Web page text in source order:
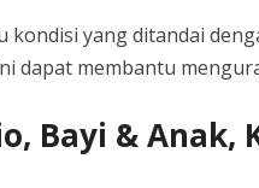
kondisi yang ditandai
dapat membantu
Bayi & Anak,